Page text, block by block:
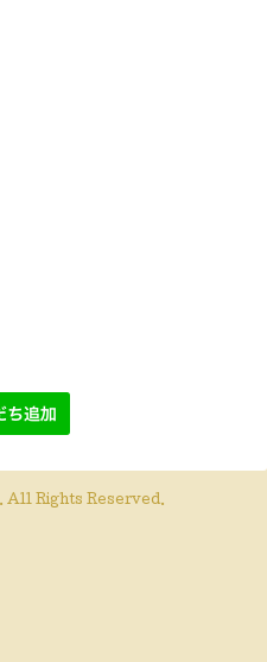
. All Rights Reserved.